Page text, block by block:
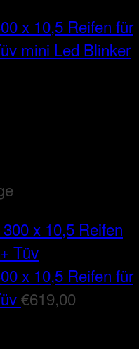
x 10,5 Reifen für
mini Led Blinker
x 10,5 Reifen für
€619,00